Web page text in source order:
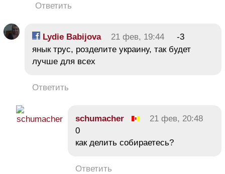
Ответить
Lydie Babijova 21 фев, 19:44
-3
янык трус, розделите украину, так будет
лучше для всех
Ответить
schumacher
21 фев, 20:48
0
как делить собираетесь?
Ответить